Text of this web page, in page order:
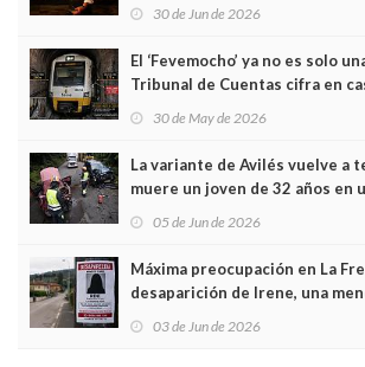
Asturias en Madrid
30 de Jun de 2026
El ‘Fevemocho’ ya no es solo
Tribunal de Cuentas cifra en
sobrecoste de los trenes que
30 de May de 2026
La variante de Avilés vuelve a
muere un joven de 32 años en
frontal
05 de Jun de 2026
Máxima preocupación en La
desaparición de Irene, una
03 de Jun de 2026